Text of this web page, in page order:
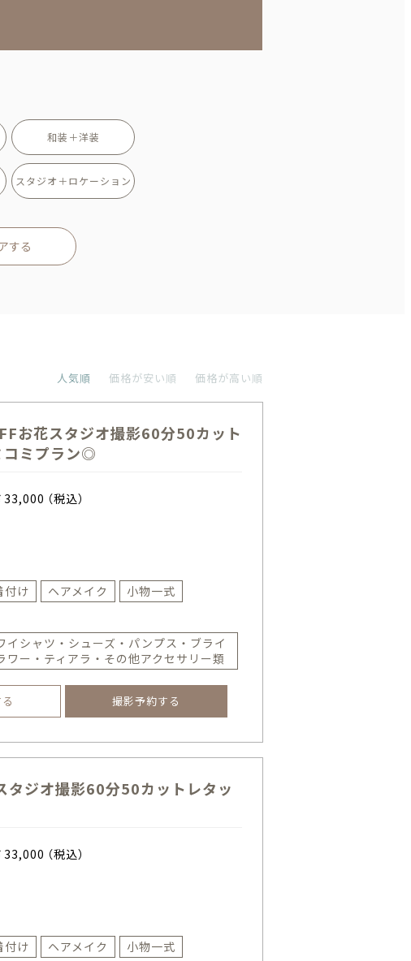
和装＋洋装
スタジオ＋ロケーション
する
人気順 価格が安い順 価格が高い順
お花スタジオ撮影60分50カット
コミプラン◎
33,000（税込）
付け ヘアメイク
小物一式
シャツ・シューズ・パンプス・ブライ
ー・ティアラ・その他アクセサリー類
撮影予約する
タジオ撮影60分50カットレタッ
33,000（税込）
付け ヘアメイク
小物一式